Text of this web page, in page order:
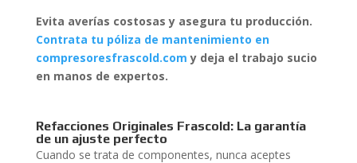
Evita averías costosas y asegura tu producción.
Contrata tu póliza de mantenimiento en
compresoresfrascold.com y deja el trabajo sucio
en manos de expertos.
Refacciones Originales Frascold: La garantía
de un ajuste perfecto
Cuando se trata de componentes, nunca aceptes